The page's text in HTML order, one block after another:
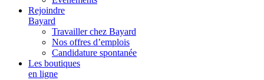
Rejoindre
Bayard
Travailler chez Bayard
Nos offres d’emplois
Candidature spontanée
Les boutiques
en ligne